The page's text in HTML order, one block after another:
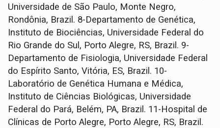
Universidade de São Paulo, Monte Negro,
Rondônia, Brazil. 8-Departamento de Genética,
Instituto de Biociências, Universidade Federal do
Rio Grande do Sul, Porto Alegre, RS, Brazil. 9-
Departamento de Fisiologia, Universidade Federal
do Espírito Santo, Vitória, ES, Brazil. 10-
Laboratório de Genética Humana e Médica,
Instituto de Ciências Biológicas, Universidade
Federal do Pará, Belém, PA, Brazil. 11-Hospital de
Clínicas de Porto Alegre, Porto Alegre, RS, Brazil.